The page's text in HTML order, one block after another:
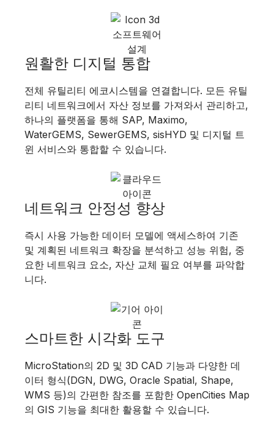
원활한 디지털 통합
전체 유틸리티 에코시스템을 연결합니다. 모든 유틸
리티 네트워크에서 자산 정보를 가져와서 관리하고,
하나의 플랫폼을 통해 SAP, Maximo,
WaterGEMS, SewerGEMS, sisHYD 및 디지털 트
윈 서비스와 통합할 수 있습니다.
네트워크 안정성 향상
즉시 사용 가능한 데이터 모델에 액세스하여 기존
및 계획된 네트워크 확장을 분석하고 성능 위험, 중
요한 네트워크 요소, 자산 교체 필요 여부를 파악합
니다.
스마트한 시각화 도구
MicroStation의 2D 및 3D CAD 기능과 다양한 데
이터 형식(DGN, DWG, Oracle Spatial, Shape,
WMS 등)의 간편한 참조를 포함한 OpenCities Map
의 GIS 기능을 최대한 활용할 수 있습니다.